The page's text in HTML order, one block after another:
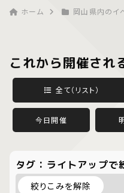
ホーム 岡山県内のイ
これから開催され
全て（リスト）
今日開催
タグ：ライトアップで
絞りこみを解除